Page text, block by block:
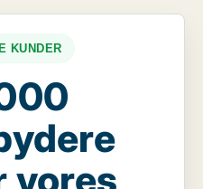
KUNDER
vores